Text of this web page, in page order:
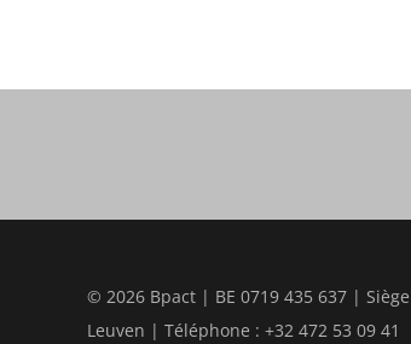
© 2026 Bpact | BE 0719 435 637 |
Leuven | Téléphone : +32 472 53 09 41